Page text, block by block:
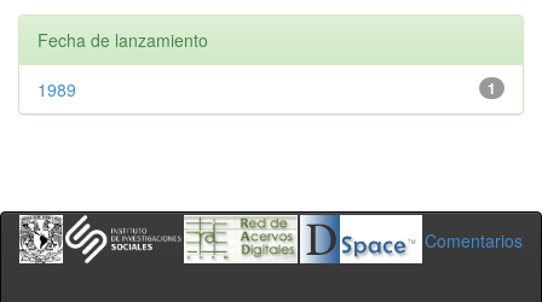
Fecha de lanzamiento
1
1989
Comentarios